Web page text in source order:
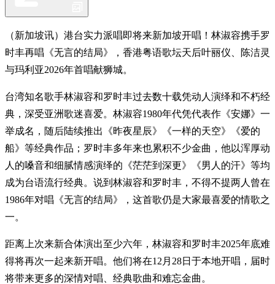
（新加坡讯）港台实力派唱即将来新加坡开唱！林淑容携手罗
时丰再唱《无言的结局》，香港粤语歌坛天后叶丽仪、陈洁灵
与玛利亚2026年首唱献狮城。
台湾知名歌手林淑容和罗时丰过去数十载凭动人演绎和不朽经
典，深受亚洲歌迷喜爱。林淑容1980年代凭代表作《安娜》一
举成名，随后陆续推出《昨夜星辰》《一样的天空》《爱的
船》等经典作品；罗时丰多年来也累积不少金曲，他以浑厚动
人的嗓音和细腻情感演绎的《茫茫到深更》《男人的汗》等均
成为台语流行经典。说到林淑容和罗时丰，不得不提两人曾在
1986年对唱《无言的结局》，这首歌仍是大家最喜爱的情歌之
一。
距离上次来新合体演出至少六年，林淑容和罗时丰2025年底难
得将再次一起来新开唱。他们将在12月28日于本地开唱，届时
将带来更多的深情对唱、经典歌曲和难忘金曲。